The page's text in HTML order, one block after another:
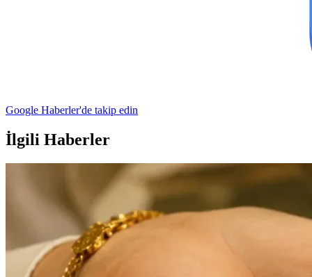
Google Haberler'de takip edin
İlgili Haberler